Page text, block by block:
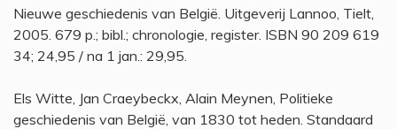
Nieuwe geschiedenis van België. Uitgeverij Lannoo, Tielt,
2005. 679 p.; bibl.; chronologie, register. ISBN 90 209 619
34; 24,95 / na 1 jan.: 29,95.
Els Witte, Jan Craeybeckx, Alain Meynen, Politieke
geschiedenis van België, van 1830 tot heden. Standaard